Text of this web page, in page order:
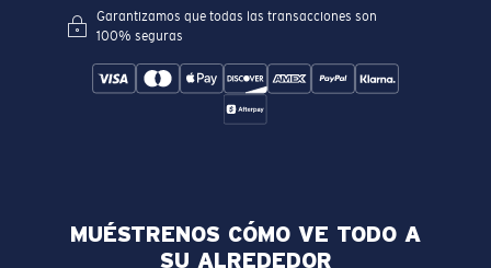
Garantizamos que todas las transacciones son
100% seguras
MUÉSTRENOS CÓMO VE TODO A
SU ALREDEDOR